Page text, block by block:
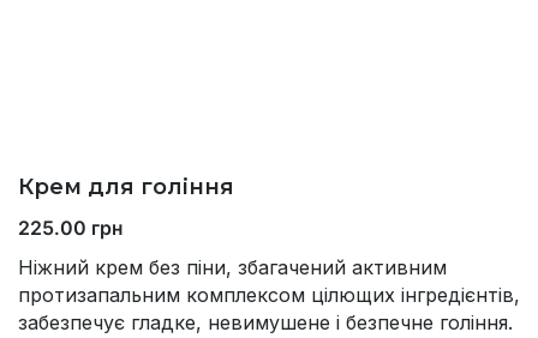
Крем для гоління
225.00 грн
Ніжний крем без піни, збагачений активним
протизапальним комплексом цілющих інгредієнтів,
забезпечує гладке, невимушене і безпечне гоління.